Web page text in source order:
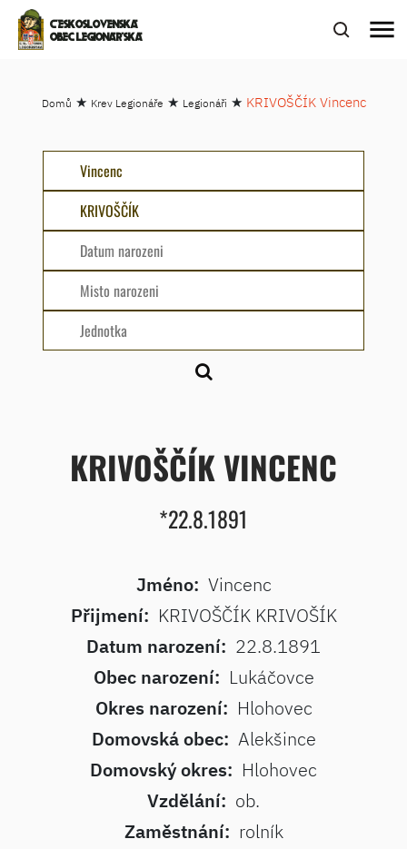
ČESKOSLOVENSKÁ
OBEC LEGIONÁŘSKÁ
menu
Domů ★ Krev Legionáře ★ Legionáři ★ KRIVOŠČÍK Vincenc
KRIVOŠČÍK VINCENC
*22.8.1891
Jméno: Vincenc
Přijmení: KRIVOŠČÍK KRIVOŠÍK
Datum narození: 22.8.1891
Obec narození: Lukáčovce
Okres narození: Hlohovec
Domovská obec: Alekšince
Domovský okres: Hlohovec
Vzdělání: ob.
Zaměstnání: rolník